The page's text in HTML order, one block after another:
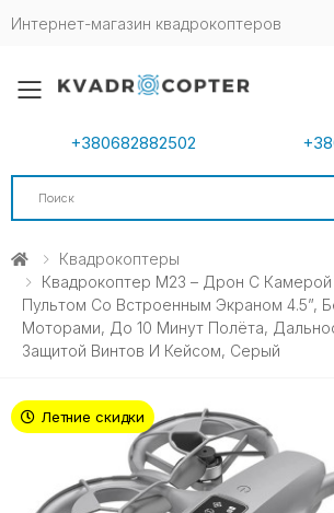
Интернет-магазин квадрокоптеров
Toggle mobile menu
+380682882502
Search
Квадрокоптеры
Квадрокоптер M23 – Дрон С Камерой
Пультом Со Встроенным Экраном 4.5”,
Моторами, До 10 Минут Полёта,
Защитой Винтов И Кейсом, Серый
Летние скидки